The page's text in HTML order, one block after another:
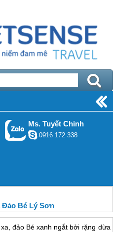
Ms. Tuyết Chinh
0916 172 338
Bé Lý Sơn
đảo Bé xanh ngắt bởi rặng dừa